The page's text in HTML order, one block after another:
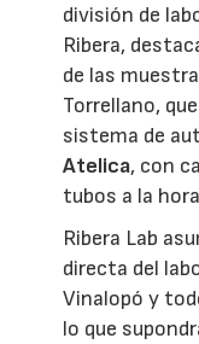
división de
Ribera,
de las
Torrellano,
sistema de
Atelica, con
tubos a la
Ribera Lab
directa del
Vinalopó y
lo que